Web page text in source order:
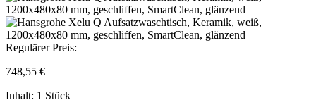
Regulärer Preis:
748,55 €
Inhalt: 1 Stück